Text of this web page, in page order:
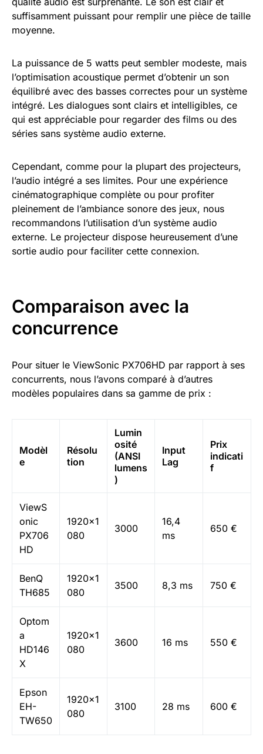
suffisamment puissant pour remplir une pièce de taille
moyenne.
La puissance de 5 watts peut sembler modeste, mais
l’optimisation acoustique permet d’obtenir un son
équilibré avec des basses correctes pour un système
intégré. Les dialogues sont clairs et intelligibles, ce
qui est appréciable pour regarder des films ou des
séries sans système audio externe.
Cependant, comme pour la plupart des projecteurs,
l’audio intégré a ses limites. Pour une expérience
cinématographique complète ou pour profiter
pleinement de l’ambiance sonore des jeux, nous
recommandons l’utilisation d’un système audio
externe. Le projecteur dispose heureusement d’une
sortie audio pour faciliter cette connexion.
Comparaison avec la
concurrence
Pour situer le ViewSonic PX706HD par rapport à ses
concurrents, nous l’avons comparé à d’autres
modèles populaires dans sa gamme de prix :
Modèl
e
Résolu
tion
Lumin
osité
(ANSI
lumens
)
Input
Lag
Prix
indicati
f
ViewS
onic
PX706
HD
1920×1
080
3000
16,4
ms
650 €
BenQ
TH685
1920×1
080
3500 8,3 ms 750 €
Optom
a
HD146
X
1920×1
080
3600 16 ms 550 €
Epson
EH-
TW650
1920×1
080
3100 28 ms 600 €